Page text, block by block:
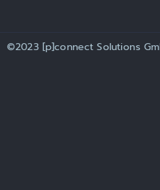
©2023 [p]connect Solutions